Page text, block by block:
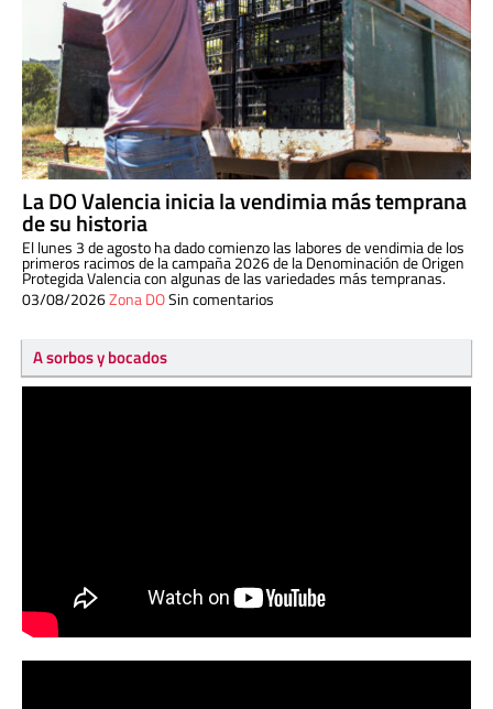
La DO Valencia inicia la vendimia más temprana
de su historia
El lunes 3 de agosto ha dado comienzo las labores de vendimia de los
primeros racimos de la campaña 2026 de la Denominación de Origen
Protegida Valencia con algunas de las variedades más tempranas.
03/08/2026Zona DOSin comentarios
A sorbos y bocados